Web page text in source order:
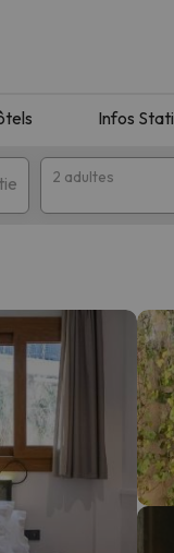
Infos
2 adultes
modifier la